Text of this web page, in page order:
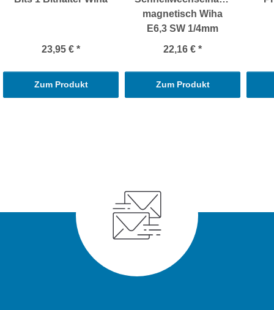
23,95 € *
Zum Produkt
magnetisch Wiha
E6,3 SW 1/4mm
22,16 € *
Zum Produkt